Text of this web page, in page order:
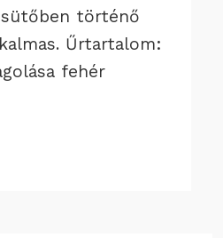
történő
Űrtartalom:
fehér